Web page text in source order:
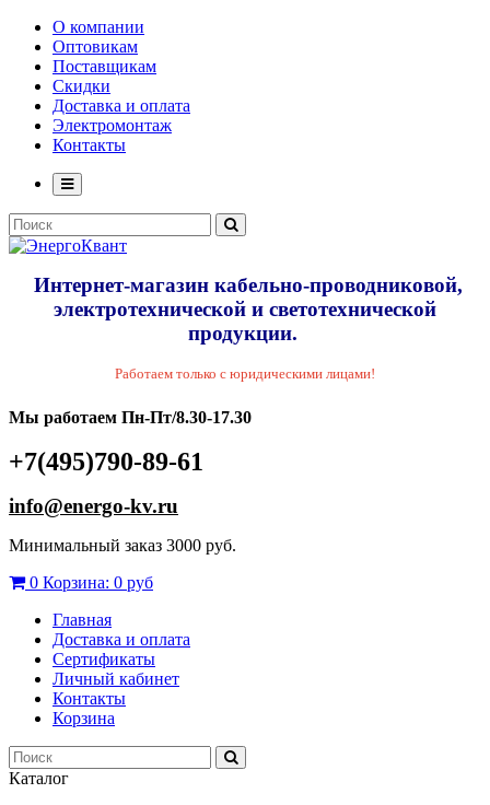
О компании
Оптовикам
Поставщикам
Скидки
Доставка и оплата
Электромонтаж
Контакты
Интернет-магазин кабельно-проводниковой,
электротехнической и светотехнической
продукции.
Работаем только с юридическими лицами!
Мы работаем Пн-Пт/8.30-17.30
+7(495)790-89-61
info@energo-kv.ru
Минимальный заказ 3000 руб.
0 Корзина: 0 руб
Главная
Доставка и оплата
Сертификаты
Личный кабинет
Контакты
Корзина
Каталог